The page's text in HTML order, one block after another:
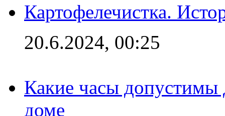
Картофелечистка.
20.6.2024, 00:25
Какие часы
доме